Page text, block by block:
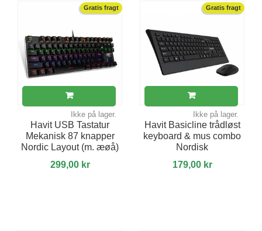
Gratis fragt
Ikke på lager.
Havit USB Tastatur
Mekanisk 87 knapper
Nordic Layout (m. æøå)
299,00 kr
Gratis fragt
Ikke på lager.
Havit Basicline trådløst
keyboard & mus combo
Nordisk
179,00 kr